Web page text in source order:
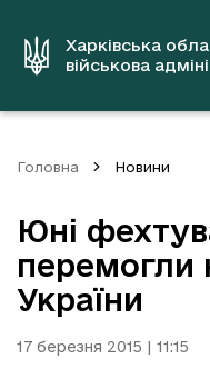
вмістуХарківська
військова
Головна Новини
Юні
перемогли
України
17 березня 2015 | 11:15